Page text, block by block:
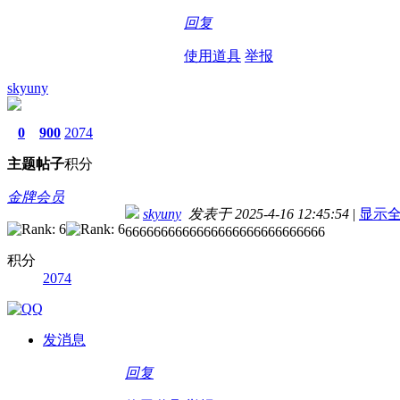
回复
使用道具 举报
skyuny
0
主题
900
帖子
2074
积分
金牌会员
积分
2074
发消息
skyuny 发表于 2025-4-16 12:45:54 | 显示
6666666666666666666666666666
回复